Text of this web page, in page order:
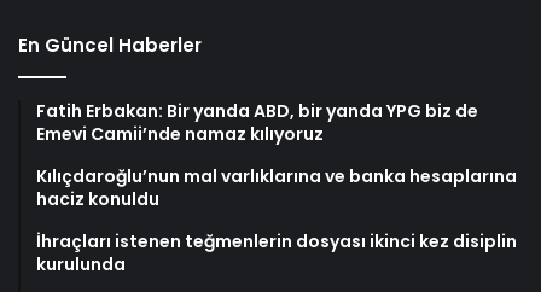
En Güncel Haberler
Fatih Erbakan: Bir yanda ABD, bir yanda YPG biz de
Emevi Camii’nde namaz kılıyoruz
Kılıçdaroğlu’nun mal varlıklarına ve banka hesaplarına
haciz konuldu
İhraçları istenen teğmenlerin dosyası ikinci kez disiplin
kurulunda